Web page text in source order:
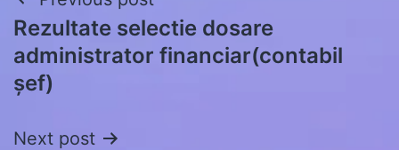
navigation
Rezultate selectie dosare
administrator financiar(contabil
șef)
Next post